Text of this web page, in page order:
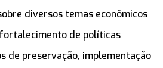
diversos temas econômicos
de políticas
de preservação, implementação